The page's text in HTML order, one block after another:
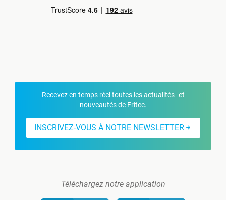
Recevez en temps réel toutes les actualités et
nouveautés de Fritec.
INSCRIVEZ-VOUS À NOTRE NEWSLETTER
Téléchargez notre application